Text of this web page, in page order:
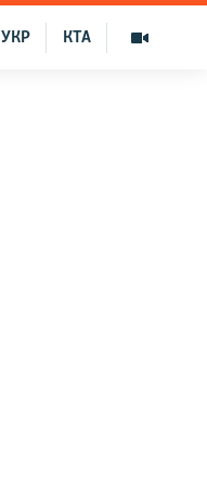
КТА
УКР